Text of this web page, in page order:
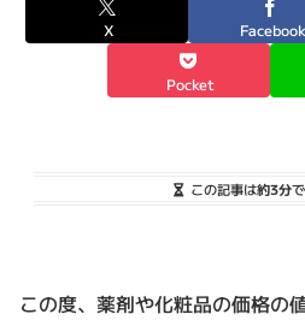
X Facebook
Pocket
この記事は約3分
この度、薬剤や化粧品の価格の